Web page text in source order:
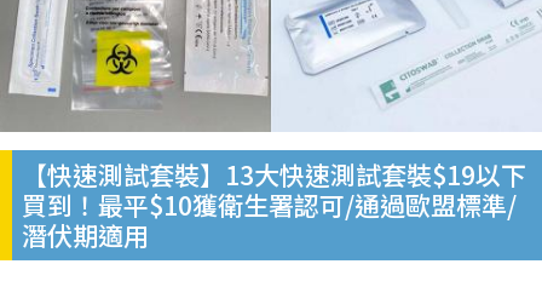
【快速測試套裝】13大快速測試套裝$19以下
買到！最平$10獲衛生署認可/通過歐盟標準/
潛伏期適用